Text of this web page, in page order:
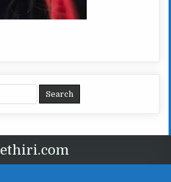
ethiri.com